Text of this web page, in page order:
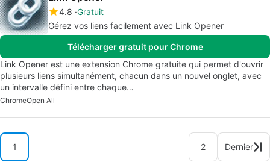
4.8 Gratuit
Gérez vos liens facilement avec Link Opener
Télécharger gratuit pour Chrome
Link Opener est une extension Chrome gratuite qui permet d'ouvrir
plusieurs liens simultanément, chacun dans un nouvel onglet, avec
un intervalle défini entre chaque…
ChromeOpen All
1 2 Dernier